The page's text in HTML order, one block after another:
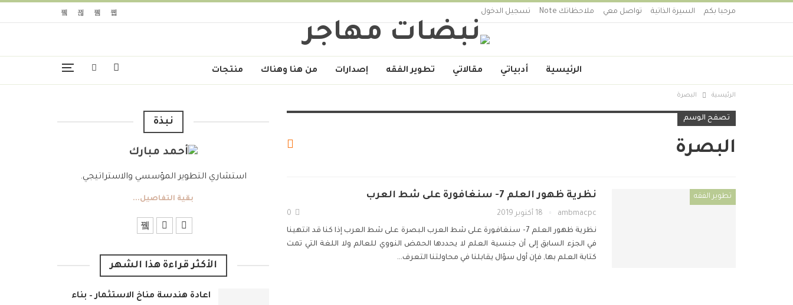
مرحبا بكم السيرة الذاتية تواصل معي ملاحظاتك Note تسجيل الدخول
الرئيسية أدبياتي مقالاتي تطوير الفقه إصدارات من هنا وهناك منتجات
الرئيسية البصرة
تصفح الوسم
البصرة
تطوير الفقه نظرية ظهور العلم 7- سنغافورة على شط العرب
ambmacpc 18 أكتوبر 2019
نظرية ظهور العلم 7- سنغافورة على شط العرب البصرة على شط العرب إذا كنا قد انتهينا
في الجزء السابق إلى أن جنسية العلم لا يحددها الحمض النووي للعالم ولا اللغة التي تمت
كتابة العلم بها, فإن أول سؤال يقابلنا في محاولتنا التعرف…
نبذة
استشاري التطوير المؤسسي والاستراتيجي.
بقية التفاصيل...
الأكثر قراءة هذا الشهر
اعادة هندسة مناخ الاستثمار – بناء